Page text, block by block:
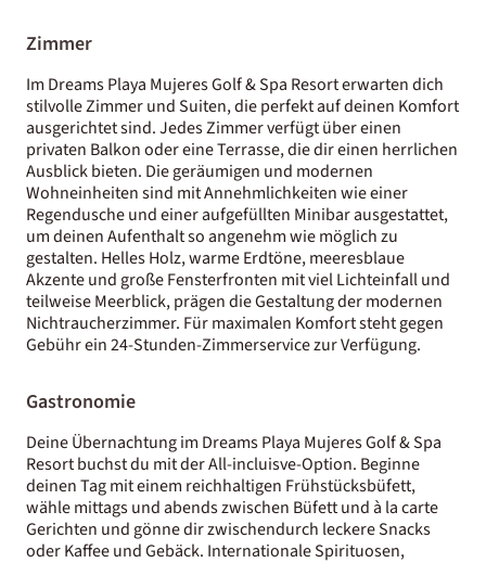
Zimmer
Im Dreams Playa Mujeres Golf & Spa Resort erwarten dich
stilvolle Zimmer und Suiten, die perfekt auf deinen Komfort
ausgerichtet sind. Jedes Zimmer verfügt über einen
privaten Balkon oder eine Terrasse, die dir einen herrlichen
Ausblick bieten. Die geräumigen und modernen
Wohneinheiten sind mit Annehmlichkeiten wie einer
Regendusche und einer aufgefüllten Minibar ausgestattet,
um deinen Aufenthalt so angenehm wie möglich zu
gestalten. Helles Holz, warme Erdtöne, meeresblaue
Akzente und große Fensterfronten mit viel Lichteinfall und
teilweise Meerblick, prägen die Gestaltung der modernen
Nichtraucherzimmer. Für maximalen Komfort steht gegen
Gebühr ein 24-Stunden-Zimmerservice zur Verfügung.
Gastronomie
Deine Übernachtung im Dreams Playa Mujeres Golf & Spa
Resort buchst du mit der All-incluisve-Option. Beginne
deinen Tag mit einem reichhaltigen Frühstücksbüfett,
wähle mittags und abends zwischen Büfett und à la carte
Gerichten und gönne dir zwischendurch leckere Snacks
oder Kaffee und Gebäck. Internationale Spirituosen,